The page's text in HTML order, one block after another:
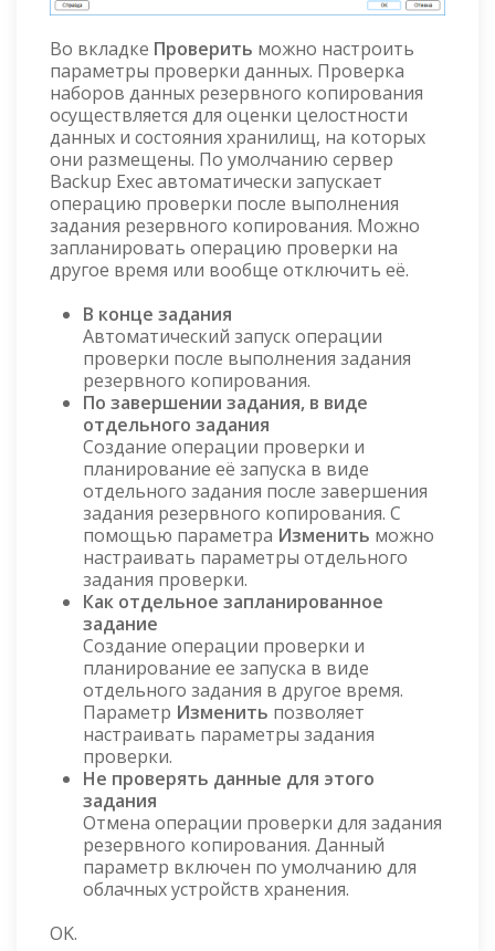
Во вкладке Проверить можно настроить
параметры проверки данных. Проверка
наборов данных резервного копирования
осуществляется для оценки целостности
данных и состояния хранилищ, на которых
они размещены. По умолчанию сервер
Backup Exec автоматически запускает
операцию проверки после выполнения
задания резервного копирования. Можно
запланировать операцию проверки на
другое время или вообще отключить её.
В конце задания
Автоматический запуск операции
проверки после выполнения задания
резервного копирования.
По завершении задания, в виде
отдельного задания
Создание операции проверки и
планирование её запуска в виде
отдельного задания после завершения
задания резервного копирования. С
помощью параметра Изменить можно
настраивать параметры отдельного
задания проверки.
Как отдельное запланированное
задание
Создание операции проверки и
планирование ее запуска в виде
отдельного задания в другое время.
Параметр Изменить позволяет
настраивать параметры задания
проверки.
Не проверять данные для этого
задания
Отмена операции проверки для задания
резервного копирования. Данный
параметр включен по умолчанию для
облачных устройств хранения.
OK.